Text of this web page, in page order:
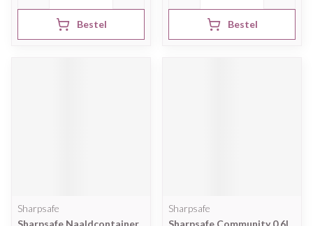
Bestel Bestel
Sharpsafe
Sharpsafe Naaldcontainer
Sharpsafe
Sharpsafe Community 0,6l